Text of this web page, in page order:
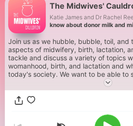
The Midwives'
Katie James and Dr Rachel
know about donor milk and
Join us as we hubble, bubble, toil, and
aspects of midwifery, birth, lactation,
tackle and discuss a variety of topics
womanhood, birth, and lactation and
today's society. We want to be able to
women gathering together and being
birth, their feeding experience, and
ourselves better. This is the podcast to
circle of women united.